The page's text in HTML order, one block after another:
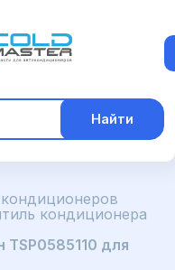
Найти
кондиционера
для